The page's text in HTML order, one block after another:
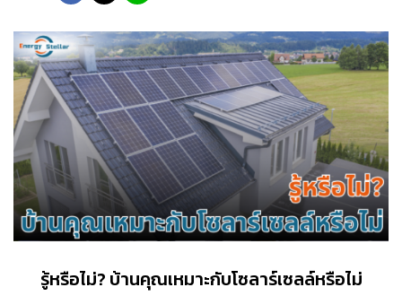
รู้หรือไม่? บ้านคุณเหมาะกับโซลาร์เซลล์หรือไม่